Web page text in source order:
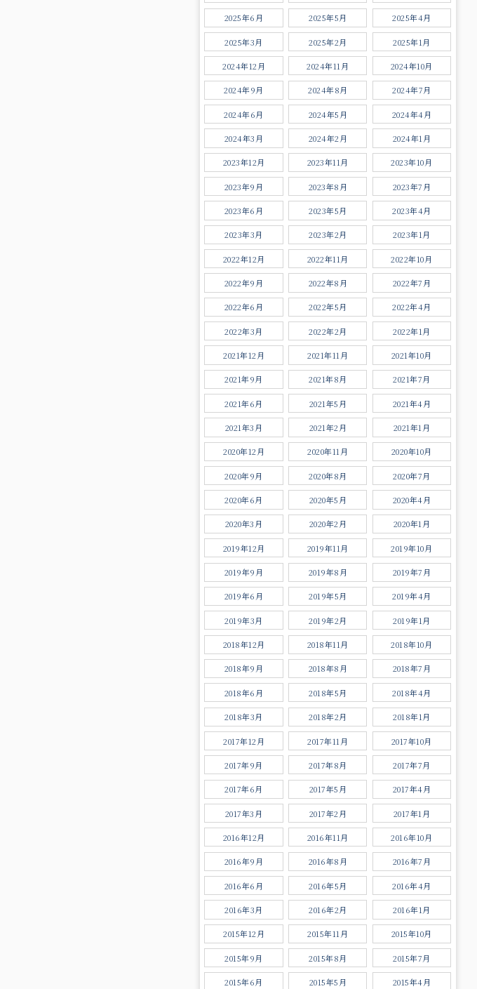
2025年6月 2025年5月 2025年4月
2025年3月 2025年2月 2025年1月
2024年12月 2024年11月 2024年10月
2024年9月 2024年8月 2024年7月
2024年6月 2024年5月 2024年4月
2024年3月 2024年2月 2024年1月
2023年12月 2023年11月 2023年10月
2023年9月 2023年8月 2023年7月
2023年6月 2023年5月 2023年4月
2023年3月 2023年2月 2023年1月
2022年12月 2022年11月 2022年10月
2022年9月 2022年8月 2022年7月
2022年6月 2022年5月 2022年4月
2022年3月 2022年2月 2022年1月
2021年12月 2021年11月 2021年10月
2021年9月 2021年8月 2021年7月
2021年6月 2021年5月 2021年4月
2021年3月 2021年2月 2021年1月
2020年12月 2020年11月 2020年10月
2020年9月 2020年8月 2020年7月
2020年6月 2020年5月 2020年4月
2020年3月 2020年2月 2020年1月
2019年12月 2019年11月 2019年10月
2019年9月 2019年8月 2019年7月
2019年6月 2019年5月 2019年4月
2019年3月 2019年2月 2019年1月
2018年12月 2018年11月 2018年10月
2018年9月 2018年8月 2018年7月
2018年6月 2018年5月 2018年4月
2018年3月 2018年2月 2018年1月
2017年12月 2017年11月 2017年10月
2017年9月 2017年8月 2017年7月
2017年6月 2017年5月 2017年4月
2017年3月 2017年2月 2017年1月
2016年12月 2016年11月 2016年10月
2016年9月 2016年8月 2016年7月
2016年6月 2016年5月 2016年4月
2016年3月 2016年2月 2016年1月
2015年12月 2015年11月 2015年10月
2015年9月 2015年8月 2015年7月
2015年6月 2015年5月 2015年4月